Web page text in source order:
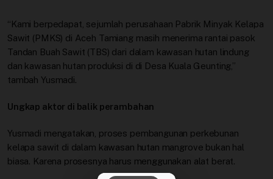
“Kami berpedapat, sejumlah perusahaan Pabrik Minyak Kelapa
Sawit (PMKS) di Aceh Tamiang masih menerima rantai pasok
Tandan Buah Sawit (TBS) dari dalam kawasan hutan lindung
dan kawasan hutan produksi di di Desa Kuala Geunting,”
tambah Yusmadi.
Ungkap aktor di balik perambahan
Yusmadi mengatakan, proses pembangunan perkebunan
kelapa sawit di dalam kawasan hutan mangrove bukan hal
biasa. Karena prosesnya harus menggunakan alat berat.